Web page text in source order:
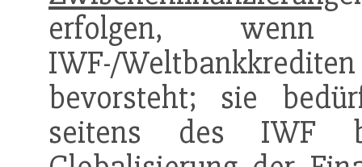
erfolgen,
IWF-/
bevorsteht; sie
seitens des